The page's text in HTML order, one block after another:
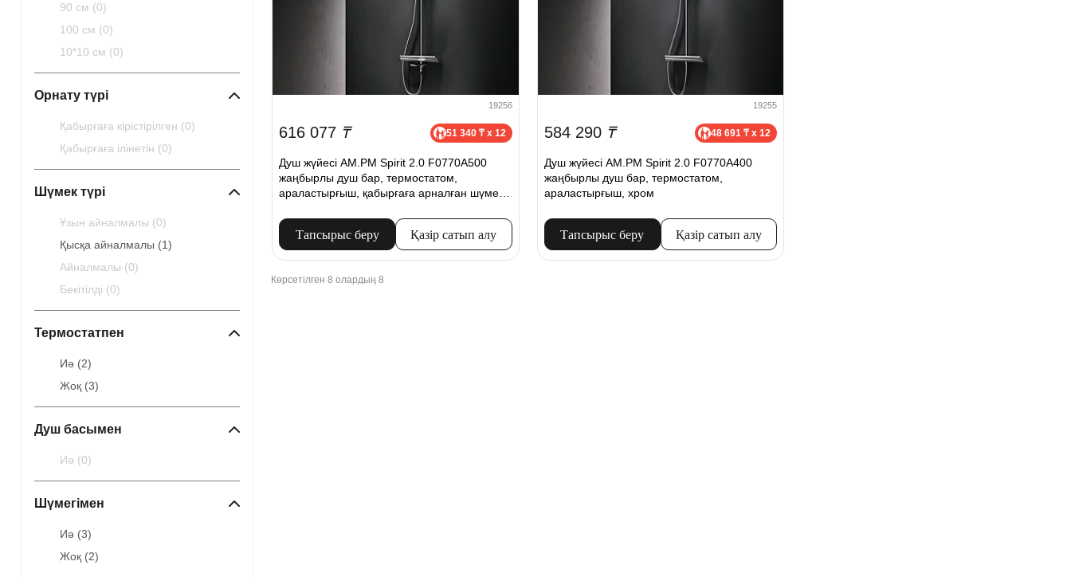
90 см (0)
100 см (0)
10*10 см (0)
Орнату түрі
Қабырғаға кірістірілген (0)
Қабырғаға ілінетін (0)
Шүмек түрі
Ұзын айналмалы (0)
Қысқа айналмалы (1)
Айналмалы (0)
Бекітілді (0)
Термостатпен
Иә (2)
Жоқ (3)
Душ басымен
Иә (0)
Шүмегімен
Иә (3)
Жоқ (2)
19256
616 077 ₸ 51 340 ₸ x 12
Душ жүйесі AM.PM Spirit 2.0 F0770A500
жаңбырлы душ бар, термостатом,
араластырғыш, қабырғаға арналған шүмек,
Тапсырыс беру Қазір сатып алу
19255
584 290 ₸ 48 691 ₸ x 12
Душ жүйесі AM.PM Spirit 2.0 F0770A400
жаңбырлы душ бар, термостатом,
араластырғыш, хром
Тапсырыс беру Қазір сатып алу
Көрсетілген 8 олардың 8